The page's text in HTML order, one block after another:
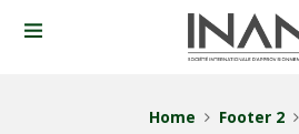
Home Footer 2